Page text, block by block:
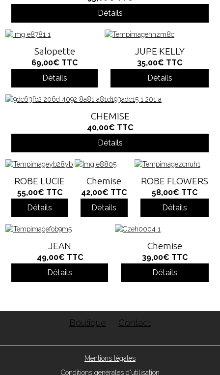
Détails
Salopette
69,00€ TTC
Détails
JUPE KELLY
35,00€ TTC
Détails
CHEMISE
40,00€ TTC
Détails
ROBE LUCIE
55,00€ TTC
Détails
Chemise
42,00€ TTC
Détails
ROBE FLOWERS
58,00€ TTC
Détails
JEAN
49,00€ TTC
Détails
Chemise
39,00€ TTC
Détails
Boutique Contact
Mentions légales
Conditions générales d'utilisation